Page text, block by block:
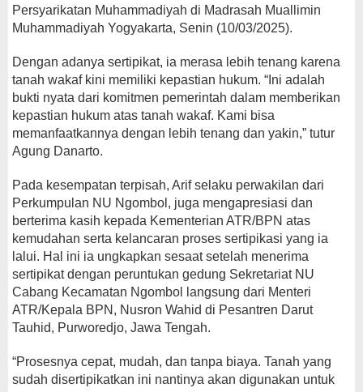
Persyarikatan Muhammadiyah di Madrasah Muallimin
Muhammadiyah Yogyakarta, Senin (10/03/2025).
Dengan adanya sertipikat, ia merasa lebih tenang karena
tanah wakaf kini memiliki kepastian hukum. “Ini adalah
bukti nyata dari komitmen pemerintah dalam memberikan
kepastian hukum atas tanah wakaf. Kami bisa
memanfaatkannya dengan lebih tenang dan yakin,” tutur
Agung Danarto.
Pada kesempatan terpisah, Arif selaku perwakilan dari
Perkumpulan NU Ngombol, juga mengapresiasi dan
berterima kasih kepada Kementerian ATR/BPN atas
kemudahan serta kelancaran proses sertipikasi yang ia
lalui. Hal ini ia ungkapkan sesaat setelah menerima
sertipikat dengan peruntukan gedung Sekretariat NU
Cabang Kecamatan Ngombol langsung dari Menteri
ATR/Kepala BPN, Nusron Wahid di Pesantren Darut
Tauhid, Purworedjo, Jawa Tengah.
“Prosesnya cepat, mudah, dan tanpa biaya. Tanah yang
sudah disertipikatkan ini nantinya akan digunakan untuk